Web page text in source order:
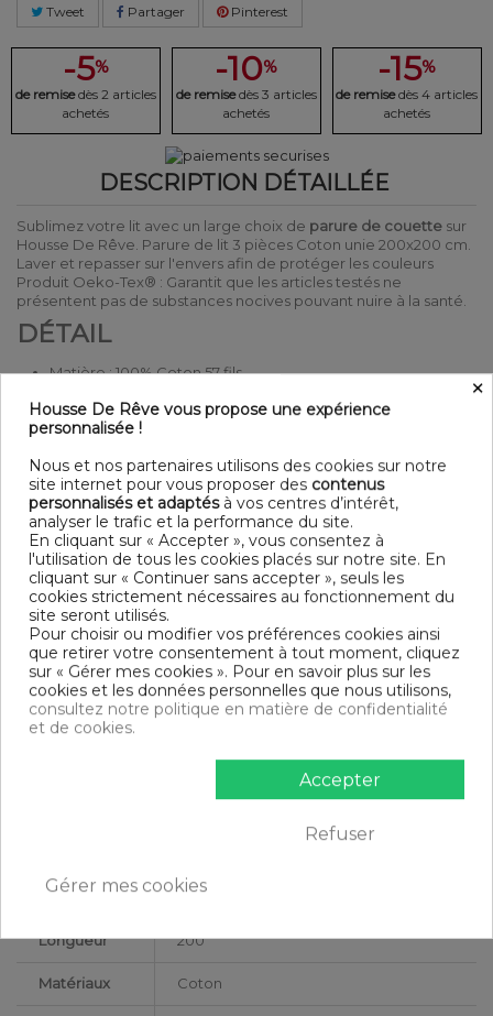
Tweet Partager Pinterest
-5%
de remise dès 2 articles
achetés
-10%
de remise dès 3 articles
achetés
-15%
de remise dès 4 articles
achetés
DESCRIPTION DÉTAILLÉE
Sublimez votre lit avec un large choix de parure de couette sur
Housse De Rêve. Parure de lit 3 pièces Coton unie 200x200 cm.
Laver et repasser sur l'envers afin de protéger les couleurs
Produit Oeko-Tex® : Garantit que les articles testés ne
présentent pas de substances nocives pouvant nuire à la santé.
DÉTAIL
Matière : 100% Coton 57 fils
Entretien : Lavable en machine à 40°C
Parure de lit 3 pièces
Finition taie d'oreiller : Sac
Modèle : Safran
Tissage serré - 57 fils /cm²
DIMENSIONS & GUIDE
Housse de couette
140 x 200 cm : 1 personne
200 x 200 cm : 1-2 personnes
220 x 240 cm : 2 personnes
240 x 260 cm : 2 personnes
Taie d'oreiller (1 taie pour la taille 140 x 200 cm, 2 taies pour
les autres tailles)
CONTENU
1 housse de couette 200x200 cm Safran
DESCRIPTIF TECHNIQUE
Certification Oeko-Tex®
Longueur 200
Matériaux Coton
×
Housse De Rêve vous propose une expérience
personnalisée !
Nous et nos partenaires utilisons des cookies sur notre
site internet pour vous proposer des contenus
personnalisés et adaptésà vos centres d’intérêt,
analyser le trafic et la performance du site.
En cliquant sur « Accepter », vous consentez à
l'utilisation de tous les cookies placés sur notre site. En
cliquant sur « Continuer sans accepter », seuls les
cookies strictement nécessaires au fonctionnement du
site seront utilisés.
Pour choisir ou modifier vos préférences cookies ainsi
que retirer votre consentement à tout moment, cliquez
sur « Gérer mes cookies ». Pour en savoir plus sur les
cookies et les données personnelles que nous utilisons,
consultez notre politique en matière de confidentialité
et de cookies.
Accepter
Refuser
Gérer mes cookies